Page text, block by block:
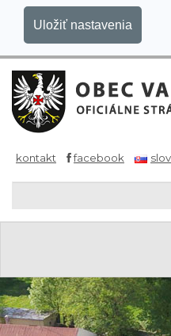
Uložiť nastavenia
kontakt facebook